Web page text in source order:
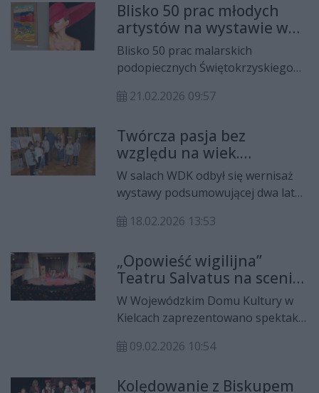
poruszających portretów, które
przywracają pamięć o bohaterach
sprzed ponad wieku.
Blisko 50 prac młodych
artystów na wystawie w
Wojewódzki Dom Kultury
w Kielcach
Blisko 50 prac malarskich
podopiecznych Świętokrzyskiego
Niepełnosprawnościami
roku w Wojewódzkim Domu
Kultury w Kielcach. Wernisaż
wystawy przyciągnął licznych gości i
stał się okazją do zaprezentowania
talentu oraz wrażliwości młodych
twórców
21.02.2026 09:57
Twórcza pasja bez
względu na wiek.
Wernisaż wystawy „Rysuj z
WDK”
W salach WDK odbył się wernisaż
wystawy podsumowującej dwa lata
plastycznych „Rysuj z WDK”. To
zajęciach uczestniczą zarówno
dzieci, jak i dorośli pragnący
rozwijać swoje artystyczne pasje.
18.02.2026 13:53
„Opowieść wigilijna”
Teatru Salvatus na scenie
WDK w Kielcach
W Wojewódzkim Domu Kultury w
Kielcach zaprezentowano spektakl
Teatru Salvatus. Przedstawienie
Charlesa Dickensa i zostało
09.02.2026 10:54
Kolędowanie z Biskupem